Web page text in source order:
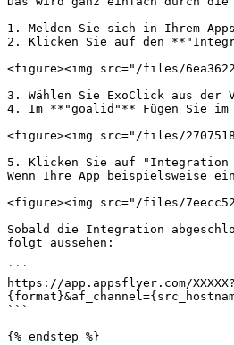
1. Melden Sie sich in Ihrem
2. Klicken Sie auf den
<figure><img src="/files/
3. Wählen Sie ExoClick aus
4. Im **"goalid"** Fügen Sie
<figure><img src="/files/
5. Klicken Sie auf "Integration
Wenn Ihre App beispielsweise
<figure><img src="/files/
Sobald die Integration
folgt aussehen:
```
https://app.appsflyer.com/
```
{% endstep %}